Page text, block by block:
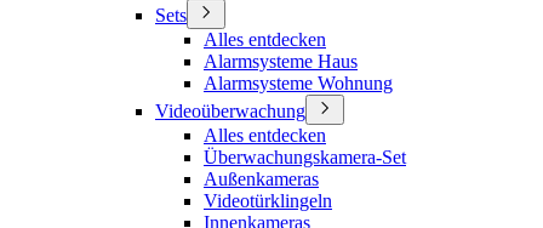
Sets
Alles entdecken
Alarmsysteme Haus
Alarmsysteme Wohnung
Videoüberwachung
Alles entdecken
Überwachungskamera-Set
Außenkameras
Videotürklingeln
Innenkameras